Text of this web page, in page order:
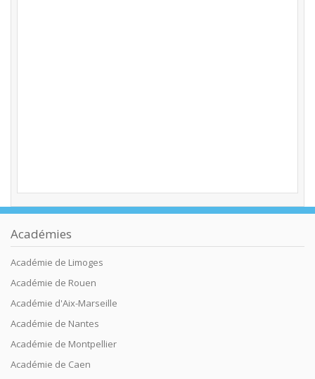
Académies
Académie de Limoges
Académie de Rouen
Académie d'Aix-Marseille
Académie de Nantes
Académie de Montpellier
Académie de Caen